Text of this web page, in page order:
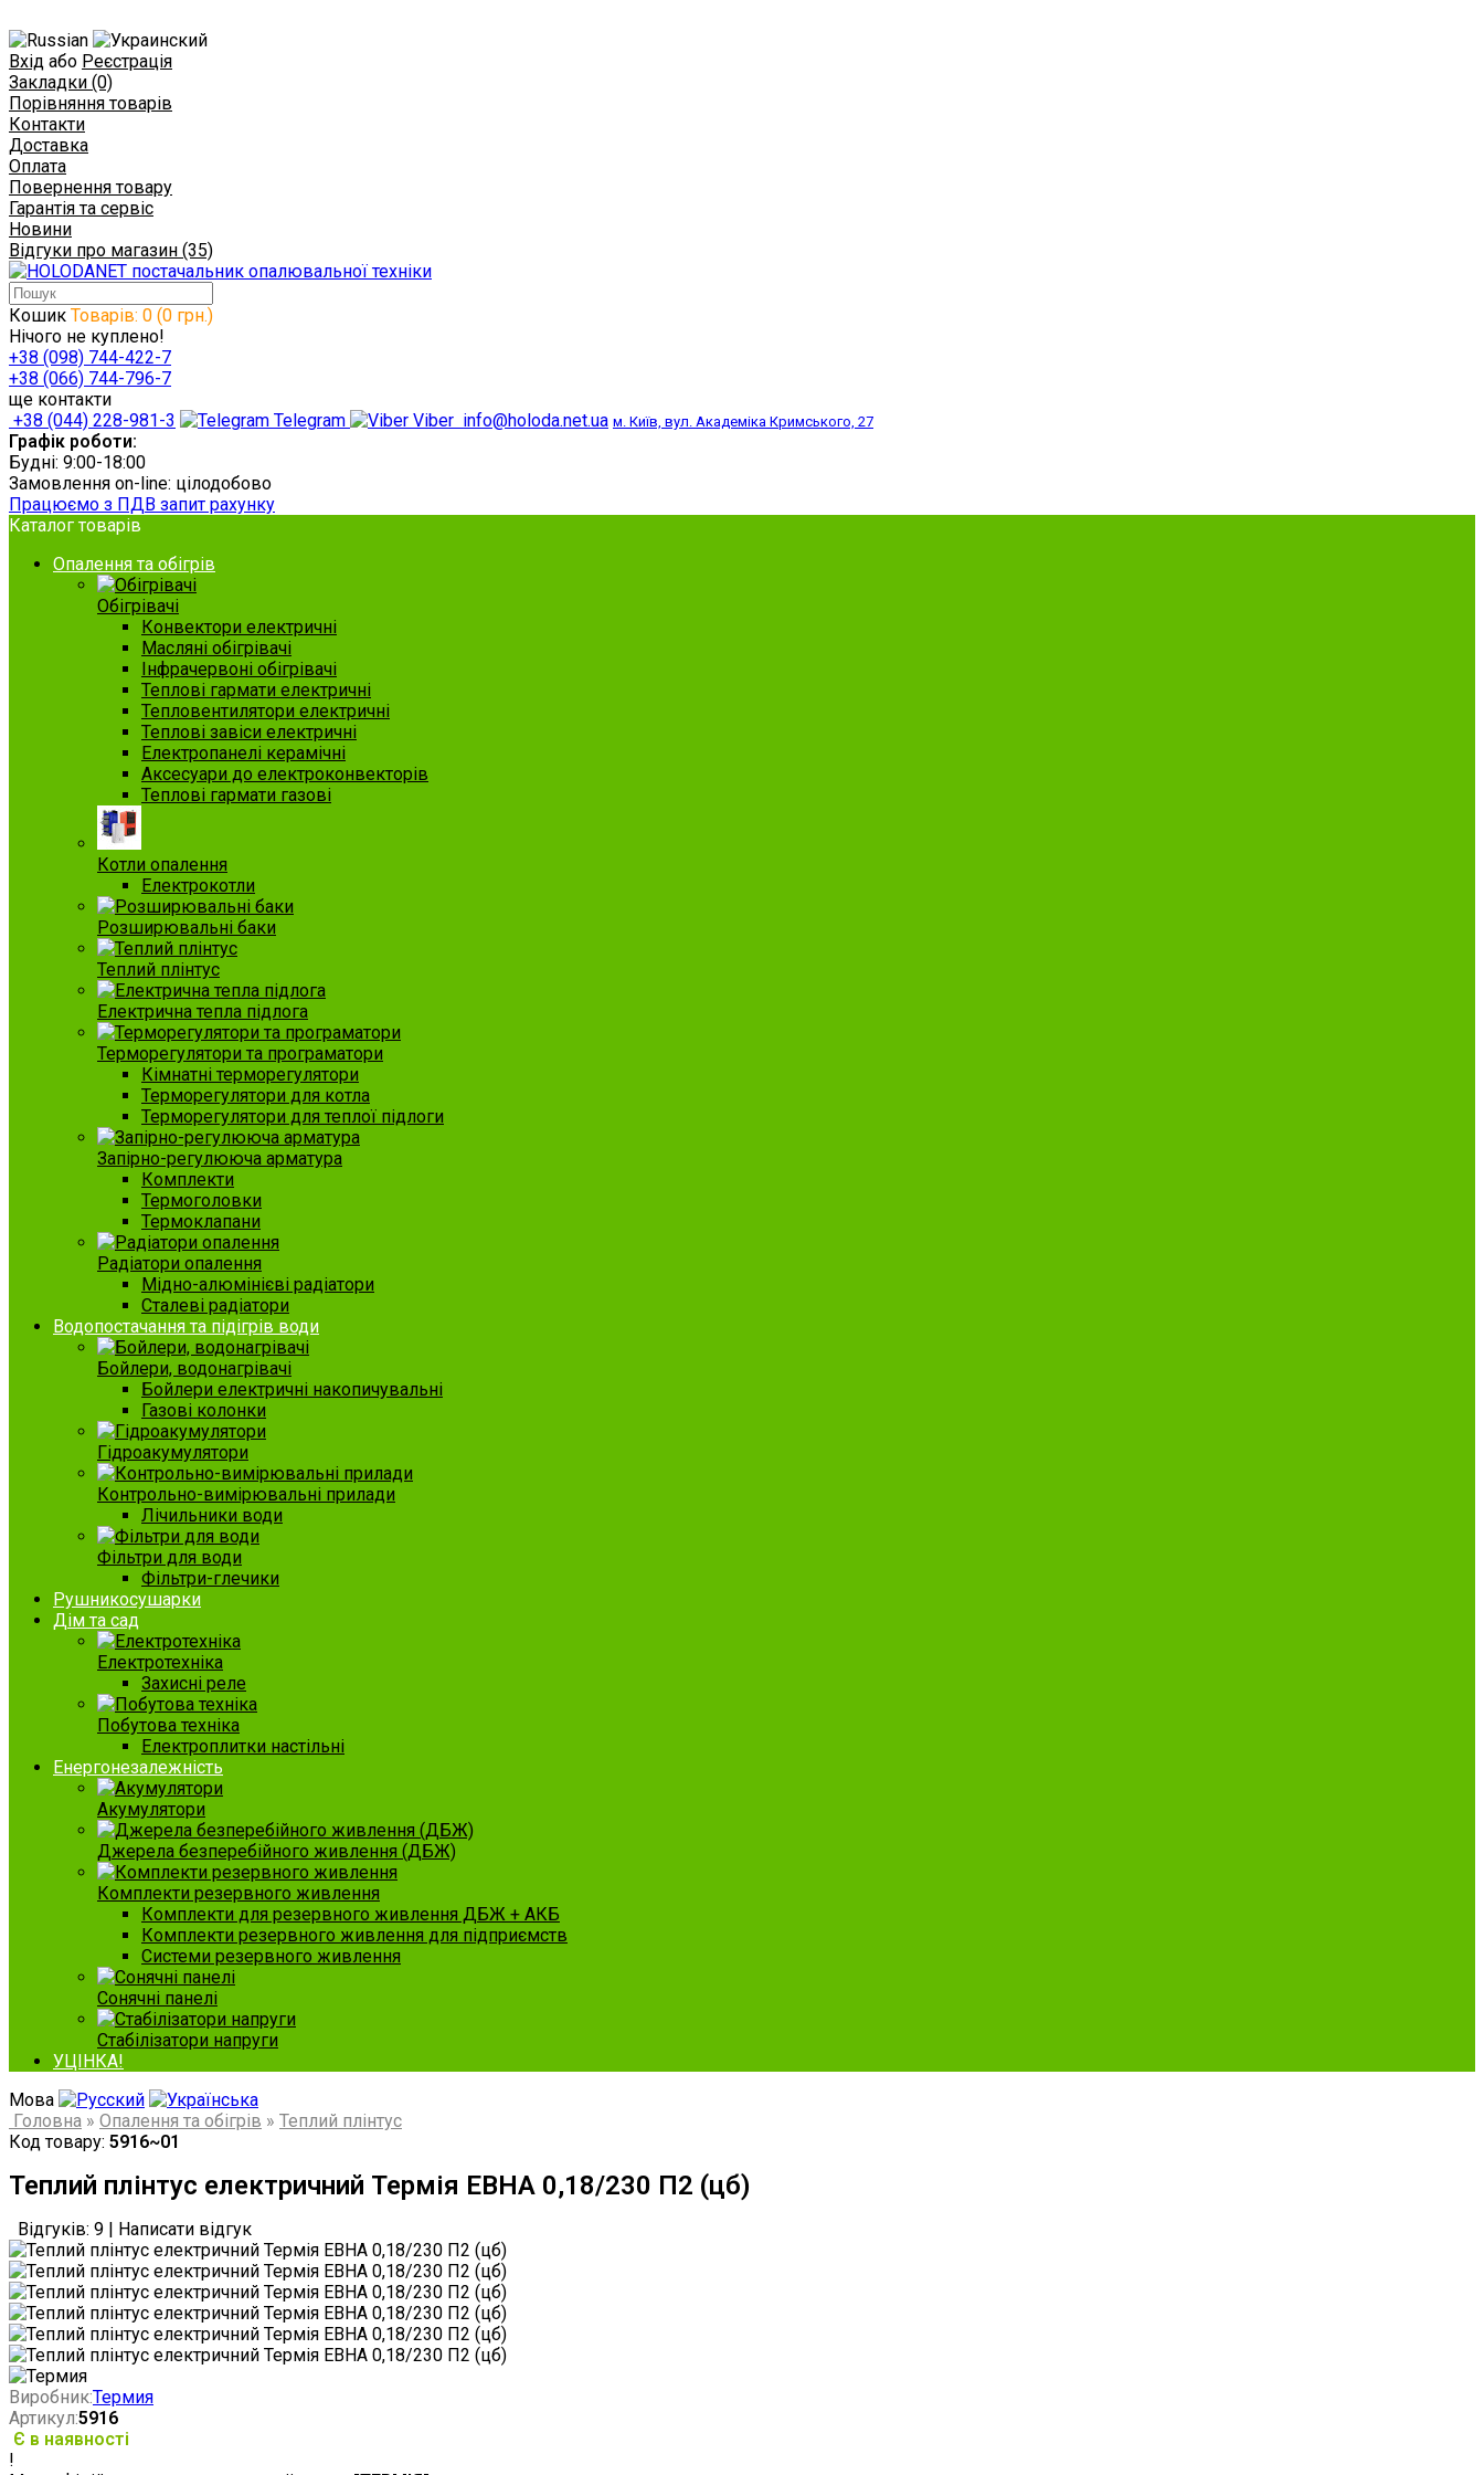
Вхід або Реєстрація
Закладки (0)
Порівняння товарів
Контакти
Доставка
Оплата
Повернення товару
Гарантія та сервіс
Новини
Відгуки про магазин (35)
Кошик Товарів: 0 (0 грн.)
Нічого не куплено!
+38 (098) 744-422-7
+38 (066) 744-796-7
ще контакти
+38 (044) 228-981-3
Telegram Viber info@holoda.net.ua м. Київ, вул. Академіка Кримського, 27
Графік роботи:
Будні: 9:00-18:00
Замовлення on-line: цілодобово
Працюємо з ПДВ запит рахунку
Каталог товарів
Опалення та обігрів
Обігрівачі
Конвектори електричні
Масляні обігрівачі
Інфрачервоні обігрівачі
Теплові гармати електричні
Тепловентилятори електричні
Теплові завіси електричні
Електропанелі керамічні
Аксесуари до електроконвекторів
Теплові гармати газові
Котли опалення
Електрокотли
Розширювальні баки
Теплий плінтус
Електрична тепла підлога
Терморегулятори та програматори
Кімнатні терморегулятори
Терморегулятори для котла
Терморегулятори для теплої підлоги
Запірно-регулююча арматура
Комплекти
Термоголовки
Термоклапани
Радіатори опалення
Мідно-алюмінієві радіатори
Сталеві радіатори
Водопостачання та підігрів води
Бойлери, водонагрівачі
Бойлери електричні накопичувальні
Газові колонки
Гідроакумулятори
Контрольно-вимірювальні прилади
Лічильники води
Фільтри для води
Фільтри-глечики
Рушникосушарки
Дім та сад
Електротехніка
Захисні реле
Побутова техніка
Електроплитки настільні
Енергонезалежність
Акумулятори
Джерела безперебійного живлення (ДБЖ)
Комплекти резервного живлення
Комплекти для резервного живлення ДБЖ + АКБ
Комплекти резервного живлення для підприємств
Системи резервного живлення
Сонячні панелі
Стабілізатори напруги
УЦІНКА!
Мова
Головна » Опалення та обігрів » Теплий плінтус
Код товару: 5916~01
Теплий плінтус електричний Термія ЕВНА 0,18/230 П2 (цб)
Відгуків: 9 Написати відгук
Виробник:Термия
Артикул:5916
Є в наявності
!